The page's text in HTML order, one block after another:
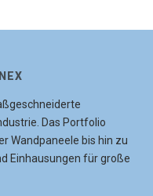
Das Portfolio
Wandpaneele bis hin zu
Einhausungen für große